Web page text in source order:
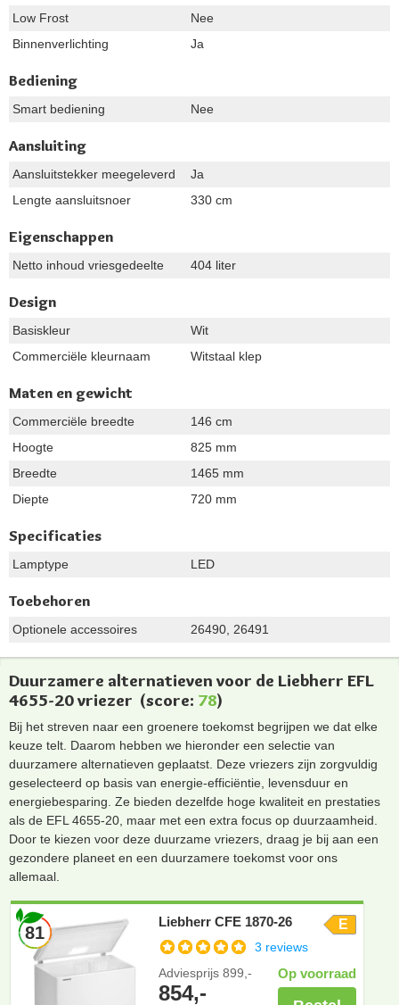
Low Frost
Nee
Binnenverlichting
Ja
Bediening
Smart bediening Nee
Aansluiting
Aansluitstekker meegeleverd
Ja
Lengte aansluitsnoer
330 cm
Eigenschappen
Netto inhoud vriesgedeelte 404 liter
Design
Basiskleur
Wit
Commerciële kleurnaam
Witstaal klep
Maten en gewicht
Commerciële breedte
146 cm
Hoogte
825 mm
Breedte
1465 mm
Diepte
720 mm
Specificaties
Lamptype LED
Toebehoren
Optionele accessoires 26490, 26491
Duurzamere alternatieven voor de Liebherr EFL
4655-20 vriezer (score: 78)
Bij het streven naar een groenere toekomst begrijpen we dat elke
keuze telt. Daarom hebben we hieronder een selectie van
duurzamere alternatieven geplaatst. Deze vriezers zijn zorgvuldig
geselecteerd op basis van energie-efficiëntie, levensduur en
energiebesparing. Ze bieden dezelfde hoge kwaliteit en prestaties
als de EFL 4655-20, maar met een extra focus op duurzaamheid.
Door te kiezen voor deze duurzame vriezers, draag je bij aan een
gezondere planeet en een duurzamere toekomst voor ons
allemaal.
81
Liebherr CFE 1870-26 E
3 reviews
Adviesprijs 899,-
854,-
Op voorraad